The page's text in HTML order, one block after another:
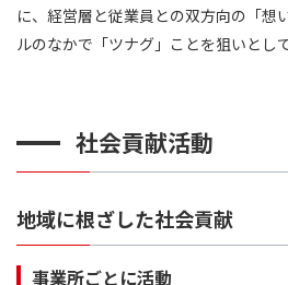
に、経営層と従業員との双方向の「想
ルのなかで「ツナグ」ことを狙いとし
社会貢献活動
地域に根ざした社会貢献
事業所ごとに活動